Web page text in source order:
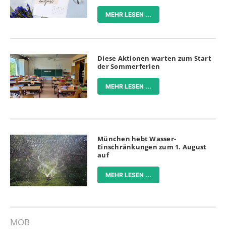
MEHR LESEN ...
Diese Aktionen warten zum Start
der Sommerferien
MEHR LESEN ...
München hebt Wasser-
Einschränkungen zum 1. August
auf
MEHR LESEN ...
MOB